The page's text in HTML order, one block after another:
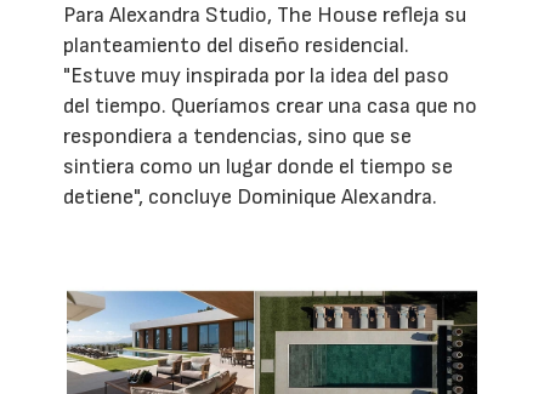
Para Alexandra Studio, The House refleja su
planteamiento del diseño residencial.
"Estuve muy inspirada por la idea del paso
del tiempo. Queríamos crear una casa que no
respondiera a tendencias, sino que se
sintiera como un lugar donde el tiempo se
detiene", concluye Dominique Alexandra.